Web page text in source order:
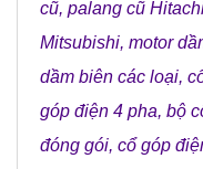
cũ, palang cũ
Mitsubishi, motor
dầm biên các loại,
góp điện 4 pha, bộ
đóng gói, cổ góp